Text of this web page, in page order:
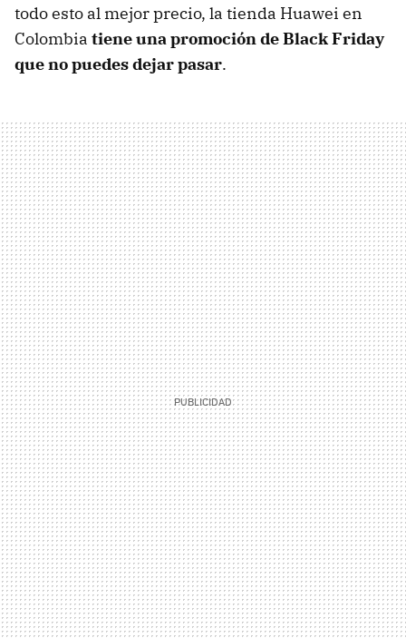
todo esto al mejor precio, la tienda Huawei en
Colombia tiene una promoción de Black Friday
que no puedes dejar pasar.